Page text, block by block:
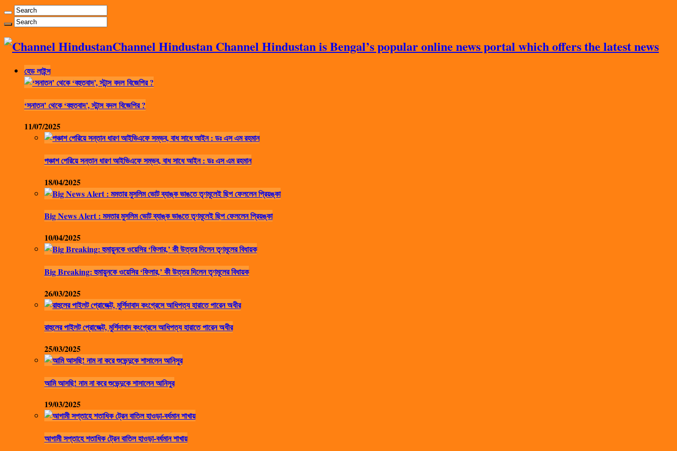
Channel Hindustan Channel Hindustan is Bengal’s popular online news portal which offers the latest news
হেড লাইন্স
‘সনাতন’ থেকে ‘বহুতবাদ’, স্টান্স বদল বিজেপির ?
11/07/2025
পঞ্চাশ পেরিয়ে সন্তান ধারণ আইভিএফে সম্ভব, বাধ সাধে আইন : ডঃ এস এম রহমান
18/04/2025
Big News Alert : মমতার মুসলিম ভোট ব্যাঙ্ক ভাঙতে তৃণমূলেই ছিপ ফেললেন প্রিয়ঙ্কা
10/04/2025
Big Breaking: হুমায়ুনকে ওয়েসির ‘ফিলার,’ কী উত্তর দিলেন তৃণমূলের বিধায়ক
26/03/2025
রাহুলের পাইলট প্রোজেক্ট, মুর্শিদাবাদ কংগ্রেসে আধিপত্য হারাতে পারেন অধীর
25/03/2025
আমি আসছি! নাম না করে শুভেন্দুকে শাসালেন আনিসুর
19/03/2025
আগামী সপ্তাহে শতাধিক ট্রেন বাতিল হাওড়া-বর্ধমান শাখায়